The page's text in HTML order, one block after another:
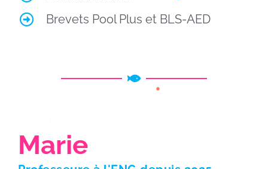
Brevets Pool Plus et BLS-AED
Marie